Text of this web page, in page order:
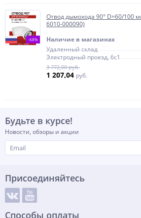
-68%
Отвод дымохода 90° D=60/100
6010-000090)
Наличие в магазинах
Удаленный склад
Электродный проезд, 6с1
3 772,00 руб.
1 207,04 руб.
Будьте в курсе!
Новости, обзоры и акции
Присоединяйтесь
Способы оплаты